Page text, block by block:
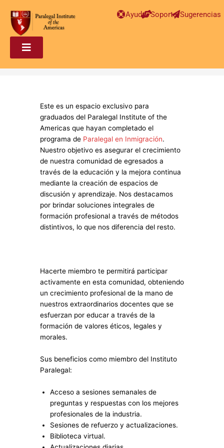
Ayuda Soporte Sugerencias
Este es un espacio exclusivo para
graduados del Paralegal Institute of the
Americas que hayan completado el
programa de Paralegal en Inmigración.
Nuestro objetivo es asegurar el crecimiento
de nuestra comunidad de egresados a
través de la educación y la mejora continua
mediante la creación de espacios de
discusión y aprendizaje. Nos destacamos
por brindar soluciones integrales de
formación profesional a través de métodos
distintivos, lo que nos diferencia del resto.
Hacerte miembro te permitirá participar
activamente en esta comunidad, obteniendo
un crecimiento profesional de la mano de
nuestros extraordinarios docentes que se
esfuerzan por educar a través de la
formación de valores éticos, legales y
morales.
Sus beneficios como miembro del Instituto
Paralegal:
Acceso a sesiones semanales de
preguntas y respuestas con los mejores
profesionales de la industria.
Sesiones de refuerzo y actualizaciones.
Biblioteca virtual.